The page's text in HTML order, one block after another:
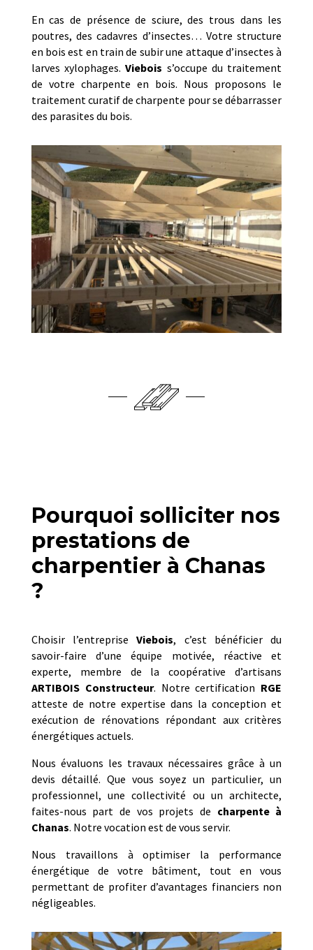
En cas de présence de sciure, des trous dans les
poutres, des cadavres d’insectes… Votre structure
en bois est en train de subir une attaque d’insectes à
larves xylophages.Viebois s’occupe du traitement
de votre charpente en bois. Nous proposons le
traitement curatif de charpente pour se débarrasser
des parasites du bois.
Pourquoi solliciter nos
prestations de
charpentier à Chanas
?
Choisir l’entrepriseViebois, c’est bénéficier du
savoir-faire d’une équipe motivée, réactive et
experte, membre de la coopérative d’artisans
ARTIBOIS Constructeur. Notre certification RGE
atteste de notre expertise dans la conception et
exécution de rénovations répondant aux critères
énergétiques actuels.
Nous évaluons les travaux nécessaires grâce à un
devis détaillé. Que vous soyez un particulier, un
professionnel, une collectivité ou un architecte,
faites-nous part de vos projets de charpente à
Chanas. Notre vocation est de vous servir.
Nous travaillons à optimiser la performance
énergétique de votre bâtiment, tout en vous
permettant de profiter d’avantages financiers non
négligeables.